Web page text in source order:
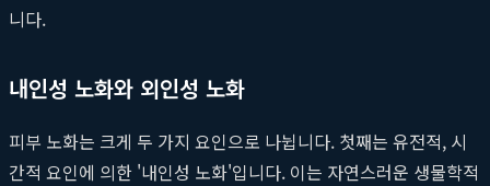
니다.
내인성 노화와 외인성 노화
피부 노화는 크게 두 가지 요인으로 나뉩니다. 첫째는 유전적, 시
간적 요인에 의한 '내인성 노화'입니다. 이는 자연스러운 생물학적